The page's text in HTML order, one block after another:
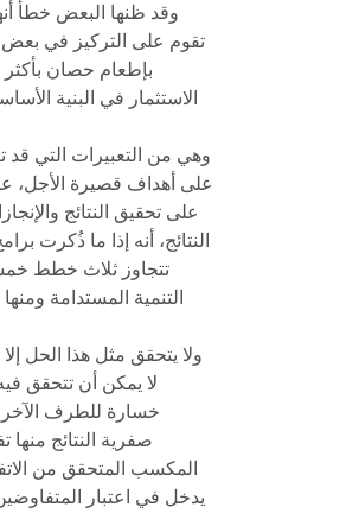
تقوم على التركيز في بعض
بإطعام حصان بأكثر
الاستثمار في البنية
على أهداف قصيرة الأجل،
على تحقيق النتائج
تتجاوز ثلاث خطط
التنمية المستدامة
لا يمكن أن تتحقق
خسارة للطرف الآخر
صفرية النتائج
المكسب المتحقق من
يدخل في اعتبار